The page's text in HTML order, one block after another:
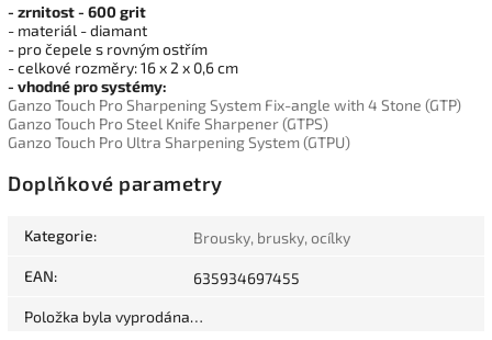
- zrnitost - 600 grit
- materiál - diamant
- pro čepele s rovným ostřím
- celkové rozměry: 16 x 2 x 0,6 cm
- vhodné pro systémy:
Ganzo Touch Pro Sharpening System Fix-angle with 4 Stone (GTP)
Ganzo Touch Pro Steel Knife Sharpener (GTPS)
Ganzo Touch Pro Ultra Sharpening System (GTPU)
Doplňkové parametry
Kategorie: Brousky, brusky, ocílky
EAN: 635934697455
Položka byla vyprodána…